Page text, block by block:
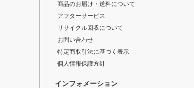
商品のお届け・送料について
アフターサービス
リサイクル回収について
お問い合わせ
特定商取引法に基づく表示
個人情報保護方針
インフォメーション